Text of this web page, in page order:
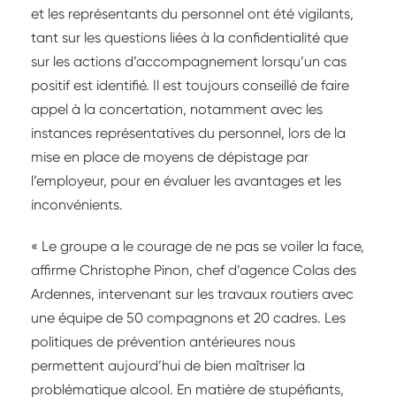
et les représentants du personnel ont été vigilants,
tant sur les questions liées à la confidentialité que
sur les actions d’accompagnement lorsqu’un cas
positif est identifié. Il est toujours conseillé de faire
appel à la concertation, notamment avec les
instances représentatives du personnel, lors de la
mise en place de moyens de dépistage par
l’employeur, pour en évaluer les avantages et les
inconvénients.
« Le groupe a le courage de ne pas se voiler la face,
affirme Christophe Pinon, chef d’agence Colas des
Ardennes, intervenant sur les travaux routiers avec
une équipe de 50 compagnons et 20 cadres. Les
politiques de prévention antérieures nous
permettent aujourd’hui de bien maîtriser la
problématique alcool. En matière de stupéfiants,